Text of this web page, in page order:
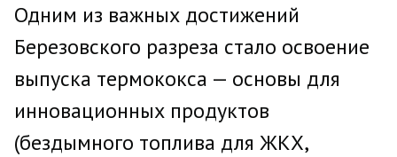
Одним из важных достижений
Березовского разреза стало освоение
выпуска термококса — основы для
инновационных продуктов
(бездымного топлива для ЖКХ,